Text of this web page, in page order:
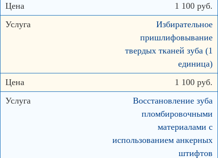
1 100 руб.
Избирательное
пришлифовывание
твердых тканей зуба (1
единица)
1 100 руб.
Восстановление зуба
пломбировочными
материалами с
использованием анкерных
штифтов